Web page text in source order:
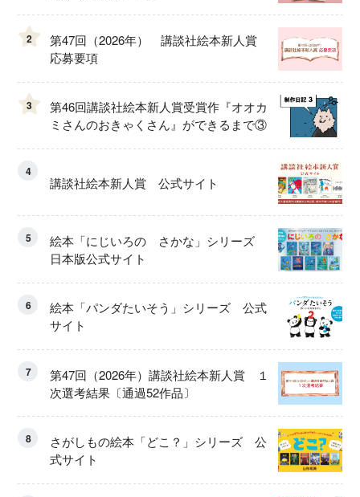
2
第47回（2026年） 講談社絵本新人賞
応募要項
3
第46回講談社絵本新人賞受賞作『オオカ
ミさんのおきゃくさん』ができるまで③
4
講談社絵本新人賞 公式サイト
5
絵本「にじいろの さかな」シリーズ
日本版公式サイト
6
絵本「パンダたいそう」シリーズ 公式
サイト
7
第47回（2026年）講談社絵本新人賞 １
次選考結果〔通過52作品〕
8
さがしもの絵本「どこ？」シリーズ 公
式サイト